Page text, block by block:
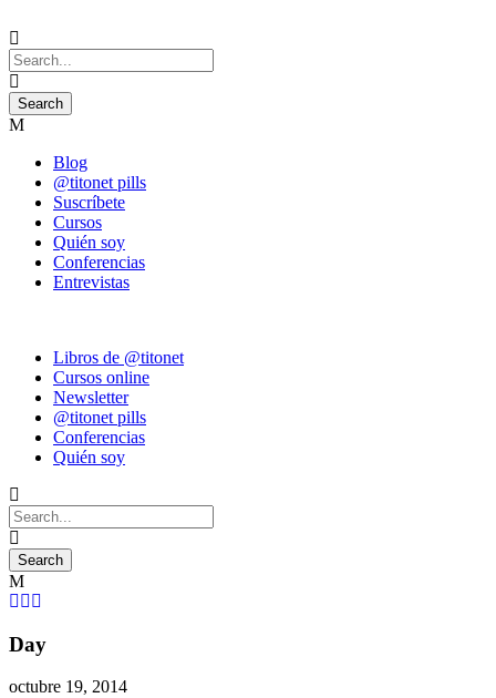
Blog
@titonet pills
Suscríbete
Cursos
Quién soy
Conferencias
Entrevistas
Libros de @titonet
Cursos online
Newsletter
@titonet pills
Conferencias
Quién soy
Day
octubre 19, 2014